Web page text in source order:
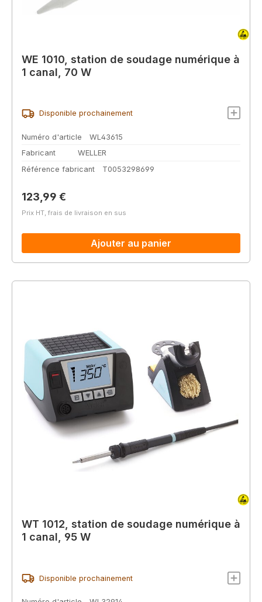
WE 1010, station de soudage numérique à
1 canal, 70 W
Disponible prochainement
Numéro d'article
WL43615
Fabricant
WELLER
Référence fabricant
T0053298699
Prix régulier :
123,99 €
Prix HT, frais de livraison en sus
Ajouter au panier
WT 1012, station de soudage numérique à
1 canal, 95 W
Disponible prochainement